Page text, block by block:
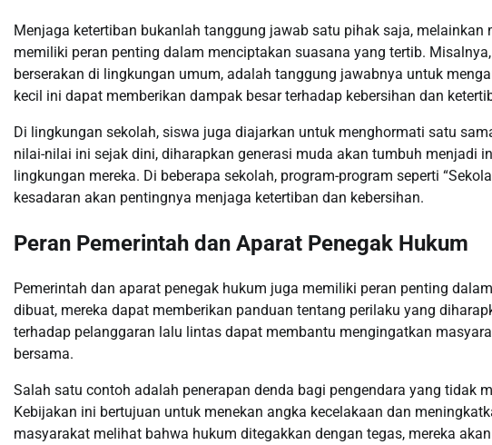
Menjaga ketertiban bukanlah tanggung jawab satu pihak saja,
memiliki peran penting dalam menciptakan suasana yang tertib.
berserakan di lingkungan umum, adalah tanggung jawabnya untuk
kecil ini dapat memberikan dampak besar terhadap kebersihan dan
Di lingkungan sekolah, siswa juga diajarkan untuk menghormati satu
nilai-nilai ini sejak dini, diharapkan generasi muda akan tumbuh menjadi
lingkungan mereka. Di beberapa sekolah, program-program seperti
kesadaran akan pentingnya menjaga ketertiban dan kebersihan.
Peran Pemerintah dan Aparat Penegak Hukum
Pemerintah dan aparat penegak hukum juga memiliki peran penting
dibuat, mereka dapat memberikan panduan tentang perilaku yang
terhadap pelanggaran lalu lintas dapat membantu mengingatkan
bersama.
Salah satu contoh adalah penerapan denda bagi pengendara yang tidak
Kebijakan ini bertujuan untuk menekan angka kecelakaan dan
masyarakat melihat bahwa hukum ditegakkan dengan tegas, mereka